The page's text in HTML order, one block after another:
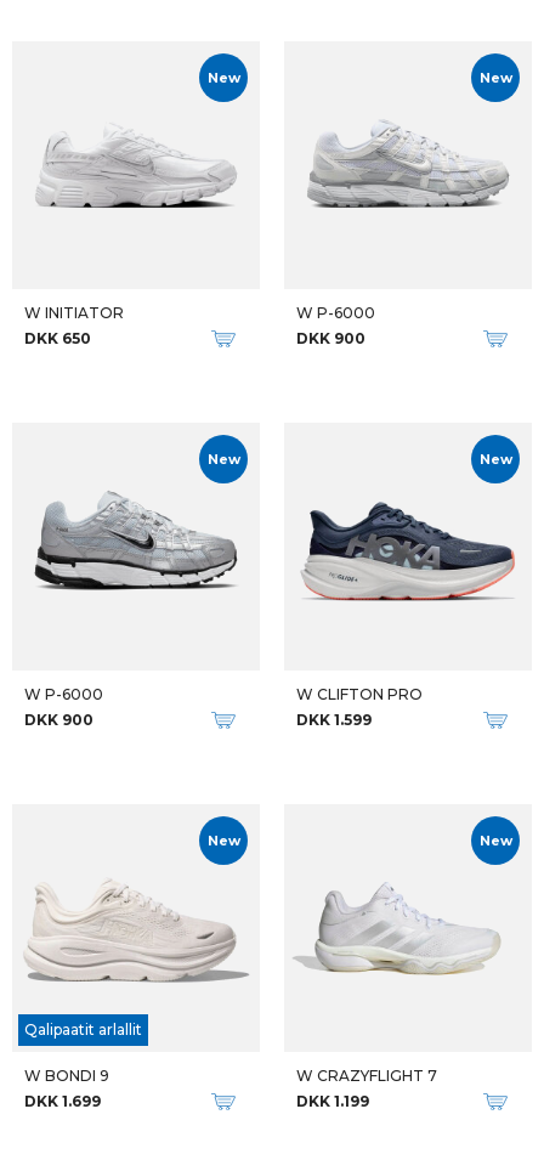
New
W INITIATOR
DKK 650
New
W P-6000
DKK 900
New
W P-6000
DKK 900
New
W CLIFTON PRO
DKK 1.599
Qalipaatit arlallit
New
W BONDI 9
DKK 1.699
New
W CRAZYFLIGHT 7
DKK 1.199